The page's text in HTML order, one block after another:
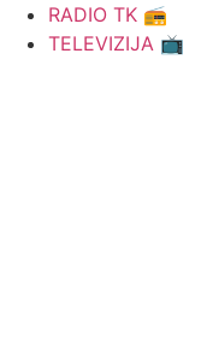
RADIO TK 📻
TELEVIZIJA 📺